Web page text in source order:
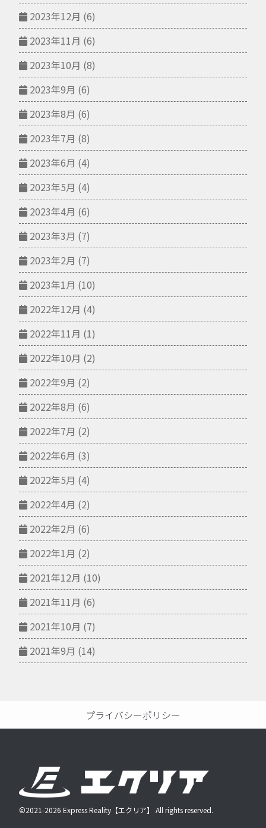
2023年12月 (6)
2023年11月 (6)
2023年10月 (8)
2023年9月 (6)
2023年8月 (6)
2023年7月 (8)
2023年6月 (4)
2023年5月 (4)
2023年4月 (6)
2023年3月 (7)
2023年2月 (7)
2023年1月 (10)
2022年12月 (4)
2022年11月 (1)
2022年10月 (2)
2022年9月 (2)
2022年8月 (6)
2022年7月 (2)
2022年6月 (3)
2022年5月 (4)
2022年4月 (2)
2022年2月 (6)
2022年1月 (2)
2021年12月 (10)
2021年11月 (6)
2021年10月 (7)
2021年9月 (14)
プライバシーポリシー
©2021-2026 Express Reality【エクリア】 All rights reserved.